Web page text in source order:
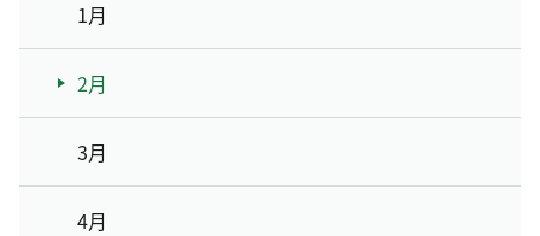
1月
2月
3月
4月